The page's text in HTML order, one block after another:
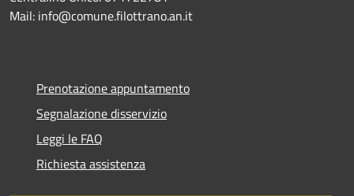
Mail: info@comune.filottrano.an.it
Prenotazione appuntamento
Segnalazione disservizio
Leggi le FAQ
Richiesta assistenza